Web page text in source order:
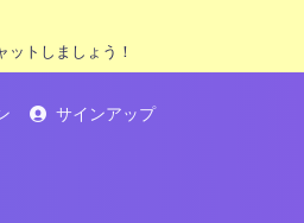
トしましょう！
サインアップ